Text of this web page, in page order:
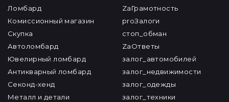
Ломбард
Комиссионный магазин
Скупка
Автоломбард
Ювелирный ломбард
Антикварный ломбард
Секонд-хенд
Металл и детали
ZaГрамотность
proЗалоги
стоп_обман
ZaОтветы
залог_автомобилей
залог_недвижимости
залог_одежды
залог_техники